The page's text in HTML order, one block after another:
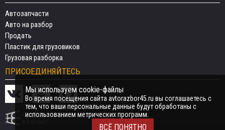
Автозапчасти
Авто на разбор
Продать
Пластик для грузовиков
Грузовая разборка
ПРИСОЕДИНЯЙТЕСЬ
СДЕЛАНО
Мы используем cookie-файлы
Во время посещения сайта avtorazbor45.ru вы соглашаетесь с
тем, что ваши персональные данные будут обработаны с
использованием метрических программ.
ВСЁ ПОНЯТНО